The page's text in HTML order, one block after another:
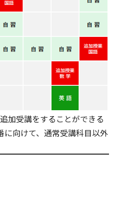
加受講をすることができる
に向けて、通常受講科目以外